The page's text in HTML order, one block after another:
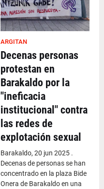
ARGITAN
Decenas personas
protestan en
Barakaldo por la
"ineficacia
institucional" contra
las redes de
explotación sexual
Barakaldo, 20 jun 2025 .
Decenas de personas se han
concentrado en la plaza Bide
Onera de Barakaldo en una